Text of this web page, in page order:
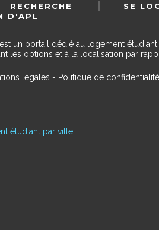
RECHERCHE SE
D'APL
un portail dédié au logement
les options et à la localisation par
légales - Politique de confidentialité
étudiant par ville